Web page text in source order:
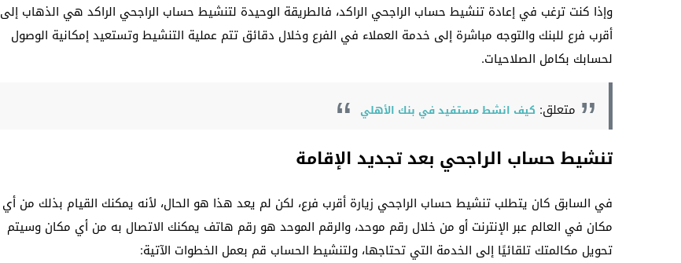
وإذا كنت ترغب في إعادة تنشيط حساب الراجحي الراكد، فالطريقة الوحيدة لتنشيط حساب الراجحي الراكد هي الذهاب إلى
أقرب فرع للبنك والتوجه مباشرة إلى خدمة العملاء في الفرع وخلال دقائق تتم عملية التنشيط وتستعيد إمكانية الوصول
لحسابك بكامل الصلاحيات.
متعلق: كيف انشط مستفيد في بنك الأهلي
تنشيط حساب الراجحي بعد تجديد الإقامة
في السابق كان يتطلب تنشيط حساب الراجحي زيارة أقرب فرع، لكن لم يعد هذا هو الحال، لأنه يمكنك القيام بذلك من أي
مكان في العالم عبر الإنترنت أو من خلال رقم موحد، والرقم الموحد هو رقم هاتف يمكنك الاتصال به من أي مكان وسيتم
تحويل مكالمتك تلقائيًا إلى الخدمة التي تحتاجها، ولتنشيط الحساب قم بعمل الخطوات الآتية: